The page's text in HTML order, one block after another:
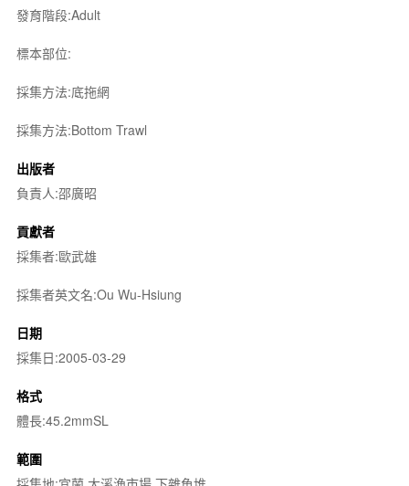
發育階段:Adult
標本部位:
採集方法:底拖網
採集方法:Bottom Trawl
出版者
負責人:邵廣昭
貢獻者
採集者:歐武雄
採集者英文名:Ou Wu-Hsiung
日期
採集日:2005-03-29
格式
體長:45.2mmSL
範圍